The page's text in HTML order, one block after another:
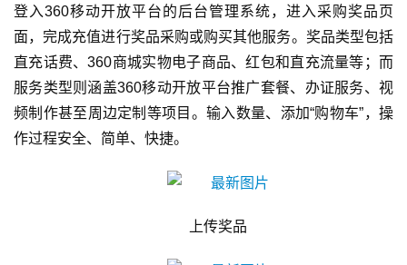
登入360移动开放平台的后台管理系统，进入采购奖品页
面，完成充值进行奖品采购或购买其他服务。奖品类型包括
直充话费、360商城实物电子商品、红包和直充流量等；而
服务类型则涵盖360移动开放平台推广套餐、办证服务、视
频制作甚至周边定制等项目。输入数量、添加“购物车”，操
作过程安全、简单、快捷。
上传奖品